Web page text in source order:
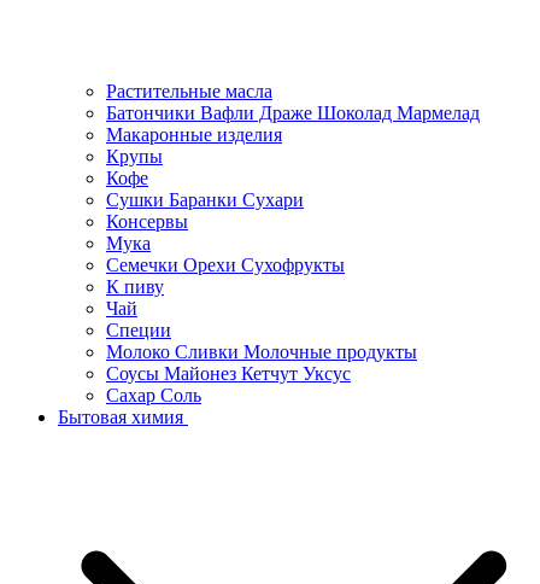
Растительные масла
Батончики Вафли Драже Шоколад Мармелад
Макаронные изделия
Крупы
Кофе
Сушки Баранки Сухари
Консервы
Мука
Семечки Орехи Сухофрукты
К пиву
Чай
Специи
Молоко Сливки Молочные продукты
Соусы Майонез Кетчут Уксус
Сахар Соль
Бытовая химия